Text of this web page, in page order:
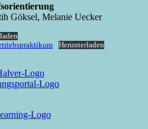
Göksel, Melanie Uecker
Herunterladen